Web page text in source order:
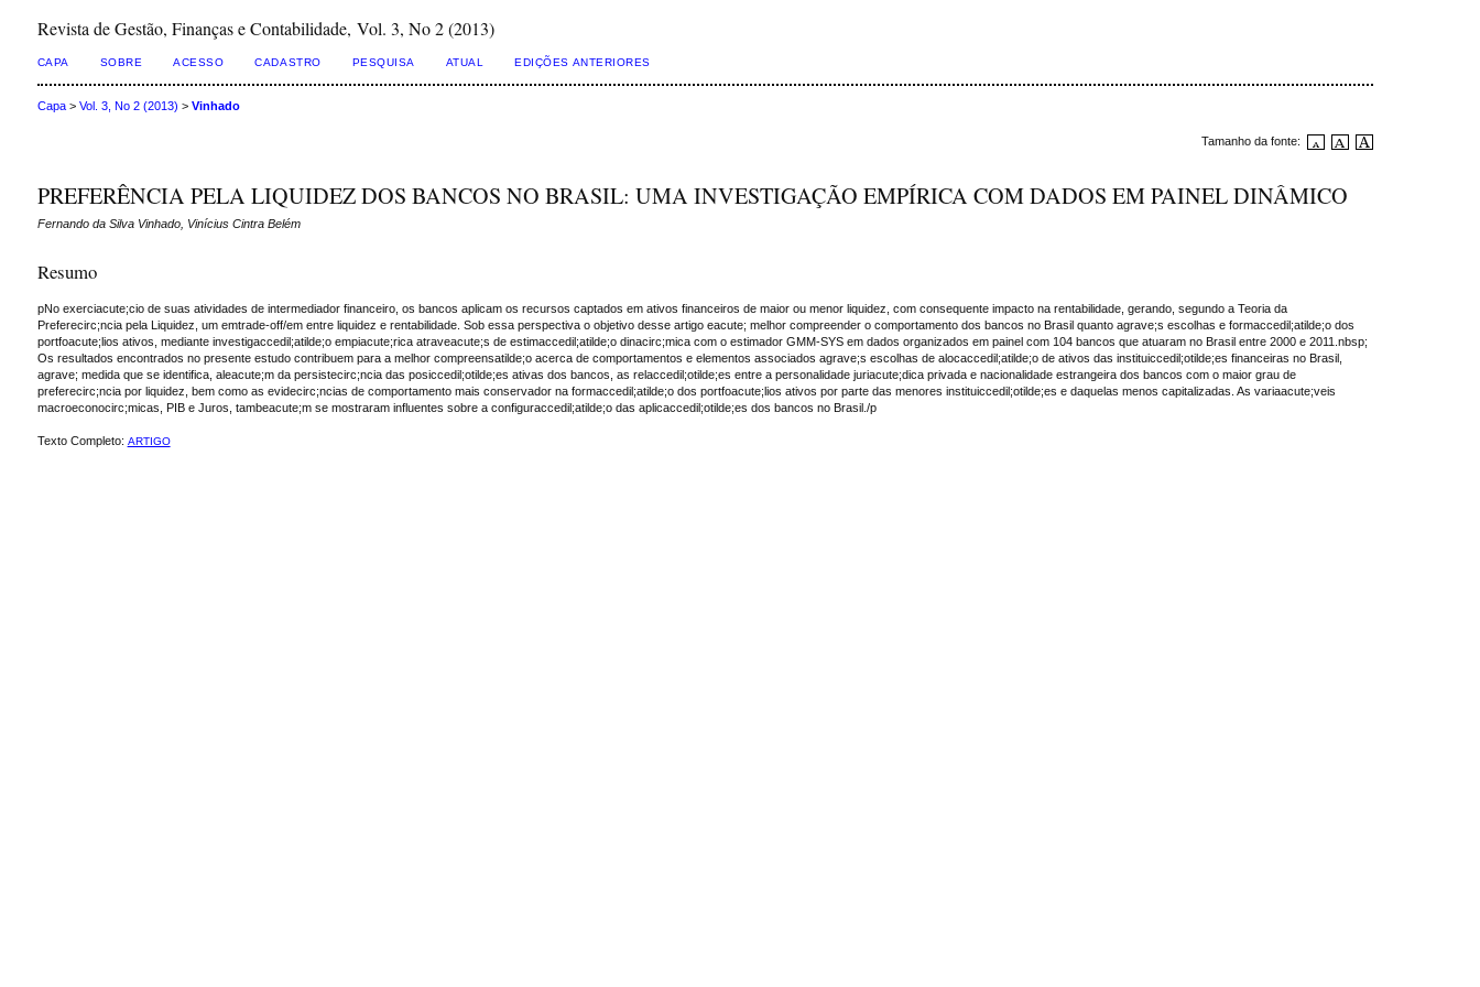
Revista de Gestão, Finanças e Contabilidade, Vol. 3, No 2 (2013)
CAPA SOBRE ACESSO CADASTRO PESQUISA ATUAL EDIÇÕES ANTERIORES
Capa> Vol. 3, No 2 (2013) > Vinhado
Tamanho da fonte:
PREFERÊNCIA PELA LIQUIDEZ DOS BANCOS NO BRASIL: UMA INVESTIGAÇÃO EMPÍRICA COM DADOS EM PAINEL DINÂMICO
Fernando da Silva Vinhado, Vinícius Cintra Belém
Resumo
pNo exerciacute;cio de suas atividades de intermediador financeiro, os bancos aplicam os recursos captados em ativos financeiros de maior ou menor liquidez, com consequente impacto na rentabilidade, gerando, segundo a Teoria da
Preferecirc;ncia pela Liquidez, um emtrade-off/em entre liquidez e rentabilidade. Sob essa perspectiva o objetivo desse artigo eacute; melhor compreender o comportamento dos bancos no Brasil quanto agrave;s escolhas e formaccedil;atilde;o dos
portfoacute;lios ativos, mediante investigaccedil;atilde;o empiacute;rica atraveacute;s de estimaccedil;atilde;o dinacirc;mica com o estimador GMM-SYS em dados organizados em painel com 104 bancos que atuaram no Brasil entre 2000 e 2011.nbsp;
Os resultados encontrados no presente estudo contribuem para a melhor compreensatilde;o acerca de comportamentos e elementos associados agrave;s escolhas de alocaccedil;atilde;o de ativos das instituiccedil;otilde;es financeiras no Brasil,
agrave; medida que se identifica, aleacute;m da persistecirc;ncia das posiccedil;otilde;es ativas dos bancos, as relaccedil;otilde;es entre a personalidade juriacute;dica privada e nacionalidade estrangeira dos bancos com o maior grau de
preferecirc;ncia por liquidez, bem como as evidecirc;ncias de comportamento mais conservador na formaccedil;atilde;o dos portfoacute;lios ativos por parte das menores instituiccedil;otilde;es e daquelas menos capitalizadas. As variaacute;veis
macroeconocirc;micas, PIB e Juros, tambeacute;m se mostraram influentes sobre a configuraccedil;atilde;o das aplicaccedil;otilde;es dos bancos no Brasil./p
Texto Completo: ARTIGO